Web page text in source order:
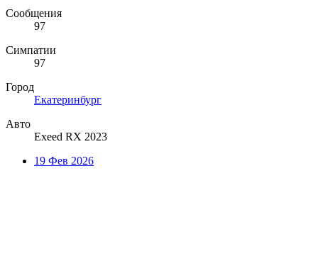
Сообщения
97
Симпатии
97
Город
Екатеринбург
Авто
Exeed RX 2023
19 Фев 2026